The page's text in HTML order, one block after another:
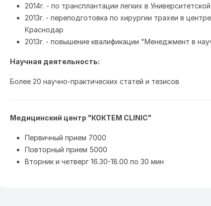
2014г. - по трансплантации легких в
2013г. - переподготовка по хирургии трахеи в
Краснодар
2013г. - повышение квалификации "Менеджмент в
Научная деятельность:
Более 20 научно-практических статей и тезисов
Медицинский центр "КОКТЕМ CLINIC"
Первичный прием 7000
Повторный прием 5000
Вторник и четверг 16.30-18.00 по 30 мин